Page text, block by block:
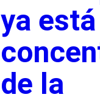
ya
de la